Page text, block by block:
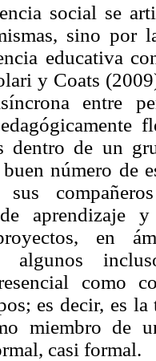
social se
sino por
educativa
y Coats
entre
dentro de un
número de
aprendizaje
en
algunos
como
es decir, es
miembro de
casi formal.